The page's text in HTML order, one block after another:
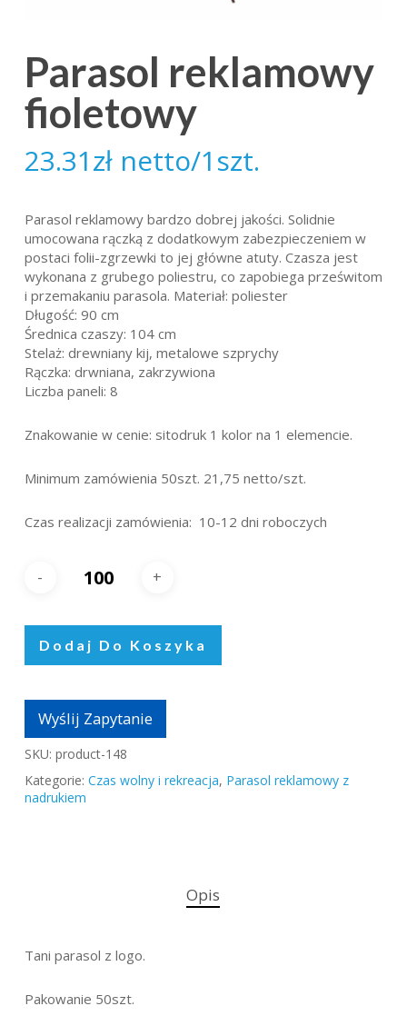
Parasol reklamowy
fioletowy
23.31zł netto/1szt.
Parasol reklamowy bardzo dobrej jakości. Solidnie
umocowana rączką z dodatkowym zabezpieczeniem w
postaci folii-zgrzewki to jej główne atuty. Czasza jest
wykonana z grubego poliestru, co zapobiega prześwitom
i przemakaniu parasola. Materiał: poliester
Długość: 90 cm
Średnica czaszy: 104 cm
Stelaż: drewniany kij, metalowe szprychy
Rączka: drwniana, zakrzywiona
Liczba paneli: 8
Znakowanie w cenie: sitodruk 1 kolor na 1 elemencie.
Minimum zamówienia 50szt. 21,75 netto/szt.
Czas realizacji zamówienia: 10-12 dni roboczych
Dodaj Do Koszyka
Wyślij Zapytanie
SKU: product-148
Kategorie: Czas wolny i rekreacja, Parasol reklamowy z
nadrukiem
Opis
Tani parasol z logo.
Pakowanie 50szt.